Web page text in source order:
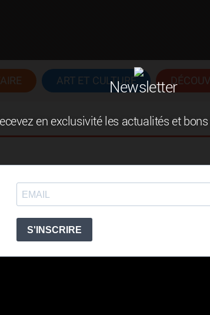
ART ET CULTURENewsletter
en exclusivité les actualités et bons